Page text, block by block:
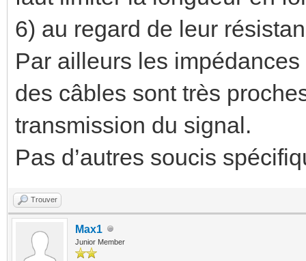
6) au regard de leur
Par ailleurs les
des câbles sont très
transmission du signal.
Pas d’autres soucis
Trouver
Max1
Junior Member